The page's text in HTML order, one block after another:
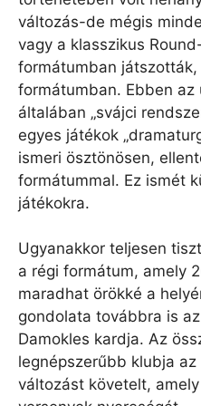
változás-de mégis
vagy a klasszikus
formátumban játszották,
formátumban. Ebben
általában „svájci
egyes játékok
ismeri ösztönösen,
formátummal. Ez ismét
játékokra.
Ugyanakkor teljesen
a régi formátum, amely
maradhat örökké a
gondolata továbbra is
Damokles kardja. Az
legnépszerűbb klubja
változást követelt,